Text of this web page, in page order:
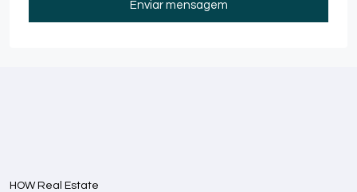
Enviar mensagem
HOW Real Estate